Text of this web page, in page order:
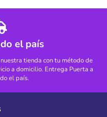
el país
tienda con tu método de
a domicilio. Entrega Puerta a
el país.